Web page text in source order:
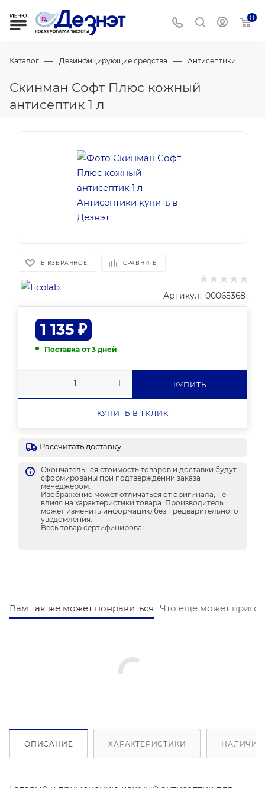
0
Каталог — Дезинфицирующие средства — Антисептики
Скинман Софт Плюс кожный
антисептик 1 л
В ИЗБРАННОЕ СРАВНИТЬ
Артикул: 00065368
1 135 ₽
Поставка от 3 дней
КУПИТЬ
КУПИТЬ В 1 КЛИК
Рассчитать доставку
Окончательная стоимость товаров и доставки будут
сформированы при подтверждении заказа
менеджером.
Изображение может отличаться от оригинала, не
влияя на характеристики товара. Производитель
может изменить информацию без предварительного
уведомления.
Весь товар сертифицирован.
Вам так же может понравиться Что еще может
ОПИСАНИЕ ХАРАКТЕРИСТИКИ НАЛИЧИЕ